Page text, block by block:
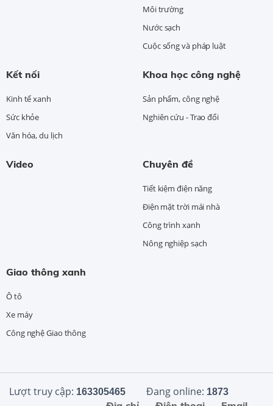
Môi trường
Nước sạch
Cuộc sống và pháp luật
Kết nối
Kinh tế xanh
Sức khỏe
Văn hóa, du lịch
Khoa học công nghệ
Sản phẩm, công nghệ
Nghiên cứu - Trao đổi
Video Chuyên đề
Tiết kiệm điện năng
Điện mặt trời mái nhà
Công trình xanh
Nông nghiệp sạch
Giao thông xanh
Ô tô
Xe máy
Công nghệ Giao thông
Lượt truy cập: 163305465 Đang online: 1873